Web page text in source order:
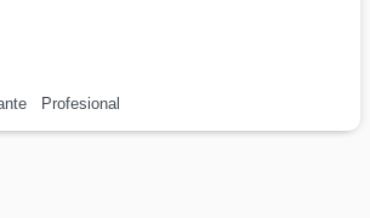
Profesional